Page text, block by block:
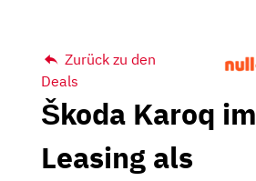
Zurück zu den
Deals
Škoda Karoq im
Leasing als